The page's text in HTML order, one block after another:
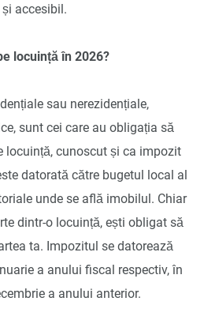
accesibil.
locuință în 2026?
sau nerezidențiale,
sunt cei care au obligația să
locuință, cunoscut și ca impozit
datorată către bugetul local al
unde se află imobilul. Chiar
dintr-o locuință, ești obligat să
ta. Impozitul se datorează
a anului fiscal respectiv, în
a anului anterior.